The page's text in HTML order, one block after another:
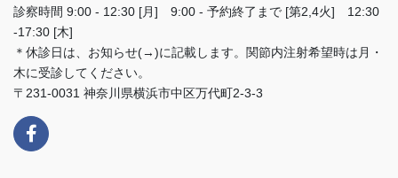
診察時間 9:00 - 12:30 [月] 9:00 - 予約終了まで [第2,4火] 12:30
-17:30 [木]
＊休診日は、お知らせ(→)に記載します。関節内注射希望時は月・
木に受診してください。
〒231-0031 神奈川県横浜市中区万代町2-3-3